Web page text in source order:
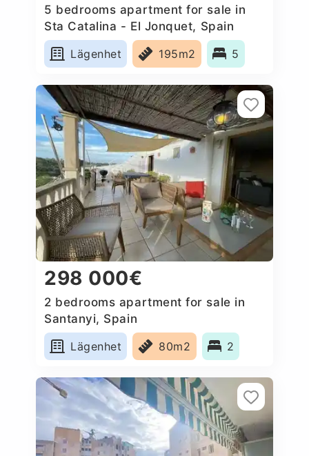
5 bedrooms apartment for sale in
Sta Catalina - El Jonquet, Spain
Lägenhet
195m2 5
298 000€
2 bedrooms apartment for sale in
Santanyi, Spain
Lägenhet
80m2 2